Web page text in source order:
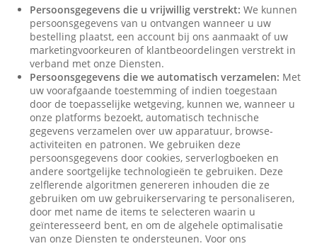
Persoonsgegevens die u vrijwillig verstrekt: We kunnen
persoonsgegevens van u ontvangen wanneer u uw
bestelling plaatst, een account bij ons aanmaakt of uw
marketingvoorkeuren of klantbeoordelingen verstrekt in
verband met onze Diensten.
Persoonsgegevens die we automatisch verzamelen: Met
uw voorafgaande toestemming of indien toegestaan
door de toepasselijke wetgeving, kunnen we, wanneer u
onze platforms bezoekt, automatisch technische
gegevens verzamelen over uw apparatuur, browse-
activiteiten en patronen. We gebruiken deze
persoonsgegevens door cookies, serverlogboeken en
andere soortgelijke technologieën te gebruiken. Deze
zelflerende algoritmen genereren inhouden die ze
gebruiken om uw gebruikerservaring te personaliseren,
door met name de items te selecteren waarin u
geïnteresseerd bent, en om de algehele optimalisatie
van onze Diensten te ondersteunen. Voor ons